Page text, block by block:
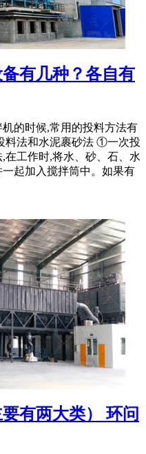
有几种？各自有
的时候,常用的投料方法有
料法和水泥裹砂法 ①一次投
在工作时,将水、砂、石、水
起加入搅拌筒中。如果有
有两大类） 环问